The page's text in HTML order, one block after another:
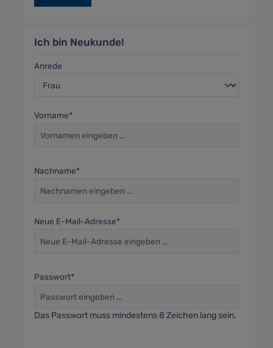
Ich bin Neukunde!
Persönliche Informationen
Anrede
Vorname*
Nachname*
Neue E-Mail-Adresse*
Passwort*
Das Passwort muss mindestens 8 Zeichen lang sein.